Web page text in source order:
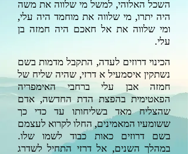
השכל האלוהי, למשל מי שלווה את משה
היה יתרו, מי שלווה את מוחמד היה עלי,
ומי שלווה את אל חאכם היה חמזה בן
עלי.
הכינוי דרוזים לעדה, התקבל מדמות בשם
נשתקין איסמעיל א דרזי, שהיה שליח של
חמזה אבן עלי ברחבי האימפריה
הפאטימית בהפצת הדת החדשה, אדם
שהצליח מאד בשליחותו עד כדי כך
ששומעיו המאמינים, החלו לקרוא לעצמם
בשם דרוזים כאות כבוד לשמו שלו.
במהלך השנים, אל דרזי התחיל לשדרג